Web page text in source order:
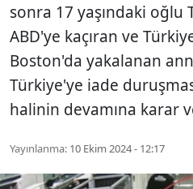
sonra 17 yaşındaki
ABD'ye kaçıran ve
Boston'da yakalanan
Türkiye'ye iade
halinin devamına karar
Yayınlanma: 10 Ekim 2024 - 12:17